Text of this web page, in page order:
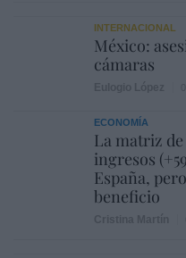
INTERNACIONAL
México:
cámaras
ECONOMÍA
La matriz
ingresos
España,
beneficio